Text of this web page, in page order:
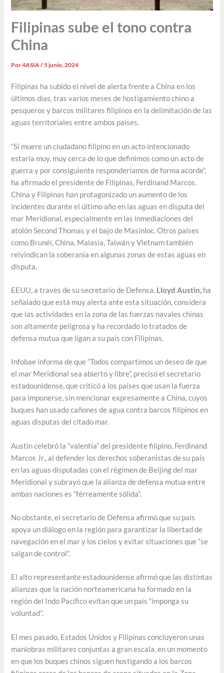
Filipinas sube el tono contra
China
Por4ASIA/5 junio, 2024
Filipinas ha subido el nivel de alerta frente a China en los
últimos días, tras varios meses de hostigamiento chino a
pesqueros y barcos militares filipinos en la delimitación de las
aguas territoriales entre ambos países.
“Si muere un ciudadano filipino en un acto intencionado
estaría muy, muy cerca de lo que definimos como un acto de
guerra y por consiguiente responderíamos de forma acorde”,
ha afirmado el presidente de Filipinas, Ferdinand Marcos.
China y Filipinas han protagonizado un aumento de los
incidentes durante el último año en las aguas en disputa del
mar Meridional, especialmente en las inmediaciones del
atolón Second Thomas y el bajo de Masinloc. Otros países
como Brunéi, China, Malasia, Taiwán y Vietnam también
reivindican la soberanía en algunas zonas de estas aguas en
disputa.
EEUU, a través de su secretario de Defensa, Lloyd Austin, ha
señalado que está muy alerta ante esta situación, considera
que las actividades en la zona de las fuerzas navales chinas
son altamente peligrosa y ha recordado lo tratados de
defensa mutua que ligan a su país con Filipinas.
Infobae informa de que “Todos compartimos un deseo de que
el mar Meridional sea abierto y libre”, precisó el secretario
estadounidense, que criticó a los países que usan la fuerza
para imponerse, sin mencionar expresamente a China, cuyos
buques han usado cañones de agua contra barcos filipinos en
aguas disputas del citado mar.
Austin celebró la “valentía” del presidente filipino, Ferdinand
Marcos Jr., al defender los derechos soberanistas de su país
en las aguas disputadas con el régimen de Beijing del mar
Meridional y subrayó que la alianza de defensa mutua entre
ambas naciones es “férreamente sólida”.
No obstante, el secretario de Defensa afirmó que su país
apoya un diálogo en la región para garantizar la libertad de
navegación en el mar y los cielos y evitar situaciones que “se
salgan de control”.
El alto representante estadounidense afirmó que las distintas
alianzas que la nación norteamericana ha formado en la
región del Indo Pacífico evitan que un país “imponga su
voluntad”.
El mes pasado, Estados Unidos y Filipinas concluyeron unas
maniobras militares conjuntas a gran escala, en un momento
en que los buques chinos siguen hostigando a los barcos